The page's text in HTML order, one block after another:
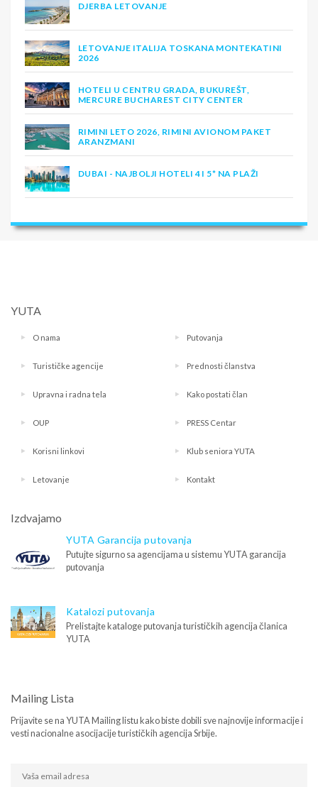
DJERBA LETOVANJE
LETOVANJE ITALIJA TOSKANA MONTEKATINI
2026
HOTELI U CENTRU GRADA, BUKUREŠT,
MERCURE BUCHAREST CITY CENTER
RIMINI LETO 2026, RIMINI AVIONOM PAKET
ARANZMANI
DUBAI - NAJBOLJI HOTELI 4 I 5* NA PLAŽI
YUTA
O nama Putovanja
Turističke agencije Prednosti članstva
Upravna i radna tela Kako postati član
OUP PRESS Centar
Korisni linkovi Klub seniora YUTA
Letovanje Kontakt
Izdvajamo
YUTA Garancija putovanja
Putujte sigurno sa agencijama u sistemu YUTA garancija
putovanja
Katalozi putovanja
Prelistajte kataloge putovanja turističkih agencija članica
YUTA
Mailing Lista
Prijavite se na YUTA Mailing listu kako biste dobili sve najnovije informacije i
vesti nacionalne asocijacije turističkih agencija Srbije.